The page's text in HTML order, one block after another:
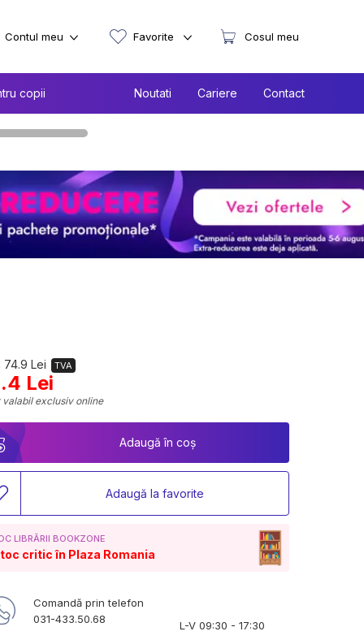
copii Noutati Cariere Contact
Contul meu Favorite Cosul meu
74.9 Lei TVA
Lei
valabil exclusiv online
Adaugă în coș
Adaugă la favorite
LIBRĂRII BOOKZONE
critic în Plaza Romania
Comandă prin telefon
031-433.50.68
L-V 09:30 - 17:30